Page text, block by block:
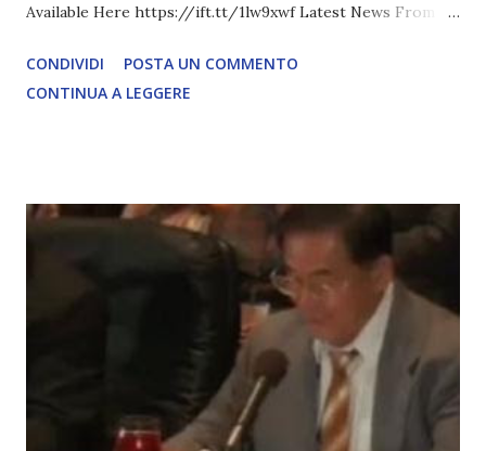
Available Here https://ift.tt/1lw9xwf Latest News From
COMPLETO - fonte
CONDIVIDI
POSTA UN COMMENTO
CONTINUA A LEGGERE